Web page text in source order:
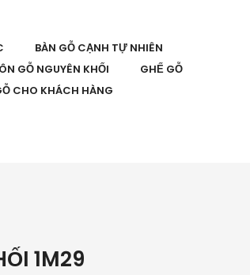
BÀN GỖ CẠNH TỰ NHIÊN
GỖ NGUYÊN KHỐI
GHẾ GỖ
CHO KHÁCH HÀNG
1M29